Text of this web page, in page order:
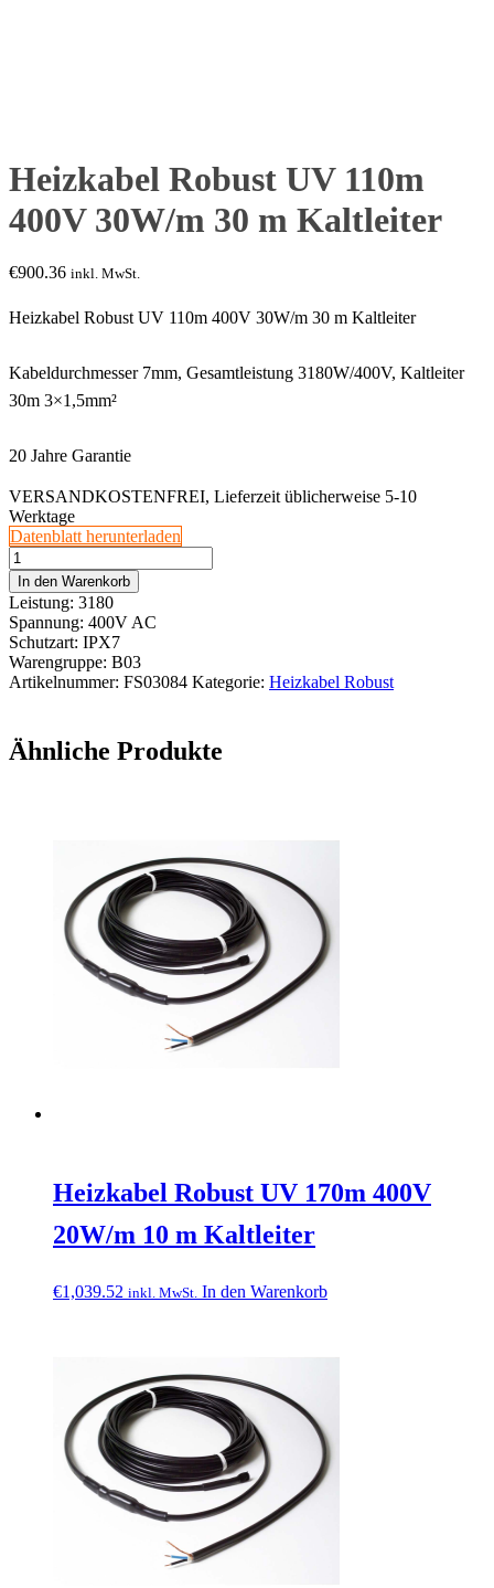
Heizkabel Robust UV 110m
400V 30W/m 30 m Kaltleiter
€900.36 inkl. MwSt.
Heizkabel Robust UV 110m 400V 30W/m 30 m Kaltleiter
Kabeldurchmesser 7mm, Gesamtleistung 3180W/400V, Kaltleiter
30m 3×1,5mm²
20 Jahre Garantie
VERSANDKOSTENFREI, Lieferzeit üblicherweise 5-10
Werktage
Datenblatt herunterladen
Heizkabel
Robust
UV
110m
400V
30W/m
30
m
Menge
In den Warenkorb
Leistung: 3180
Spannung: 400V AC
Schutzart: IPX7
Warengruppe: B03
Artikelnummer: FS03084 Kategorie: Heizkabel Robust
Ähnliche Produkte
Heizkabel Robust UV 170m 400V
20W/m 10 m Kaltleiter
€1,039.52 inkl. MwSt. In den Warenkorb